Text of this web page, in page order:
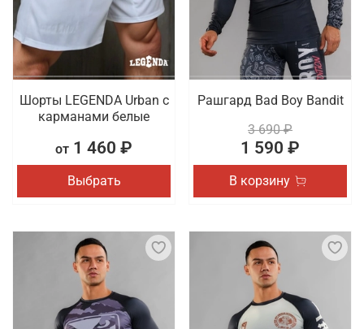
Шорты LEGENDA Urban c
карманами белые
от 1 460 ₽
Выбрать
Рашгард Bad Boy Bandit
3 690 ₽
1 590 ₽
В корзину